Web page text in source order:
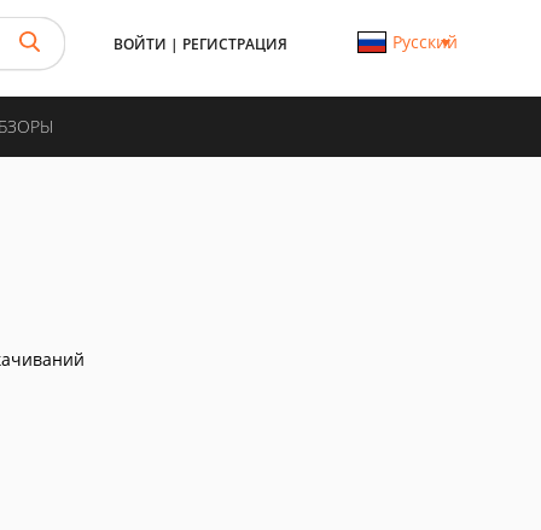
ВОЙТИ | РЕГИСТРАЦИЯ Русский